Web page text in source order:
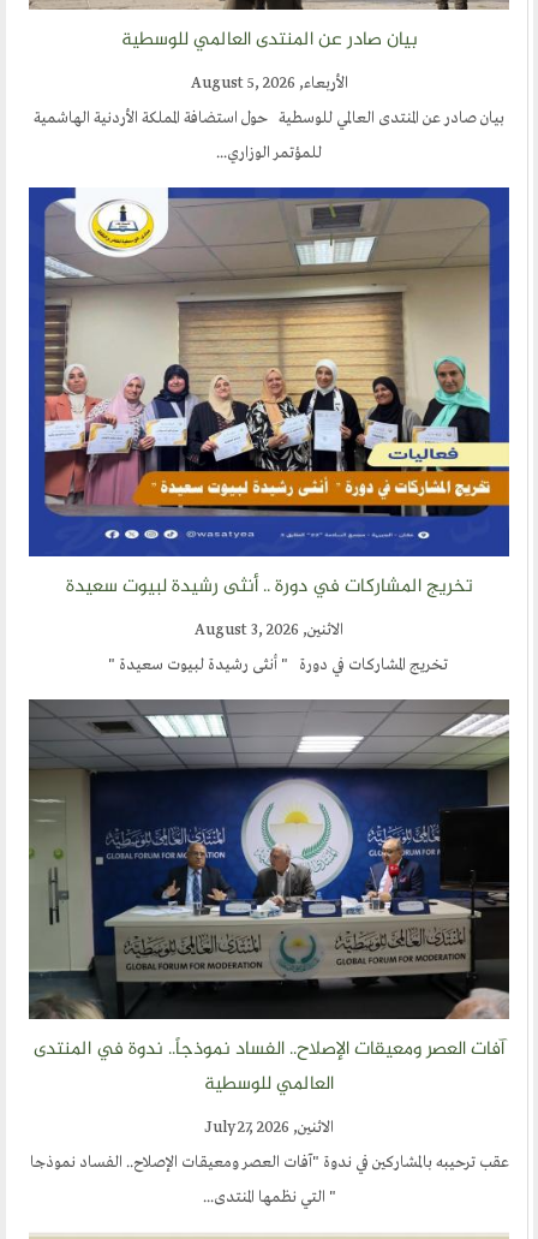
الحوار مع الاخر
نشاطاتنا
بيانات
ندوات
اخرى
مركز الدراسات
دراسات في الوسطية والتطرف والارهاب
من نحن
نشاطاتنا
أقسام المنتدى
إصدارات الوسطية
قطاع الشباب
قالوا في المنتدى
روابط اخرى
أخبار العالم الاسلامي
التدريب
جديد المؤتمرات
خطب الجمعة
طلب توظيف
المؤتمرات
بيان صادر عن المنتدى العالمي للوسطية
الأربعاء, August 5, 2026
بيان صادر عن المنتدى العالمي للوسطية حول استضافة المملكة الأردنية الهاشمية
للمؤتمر الوزاري...
تخريج المشاركات في دورة .. أنثى رشيدة لبيوت سعيدة
الاثنين, August 3, 2026
تخريج المشاركات في دورة " أنثى رشيدة لبيوت سعيدة "
آفات العصر ومعيقات الإصلاح.. الفساد نموذجاً.. ندوة في المنتدى
العالمي للوسطية
الاثنين, July 27, 2026
عقب ترحيبه بالمشاركين في ندوة "آفات العصر ومعيقات الإصلاح.. الفساد نموذجا
" التي نظمها المنتدى...